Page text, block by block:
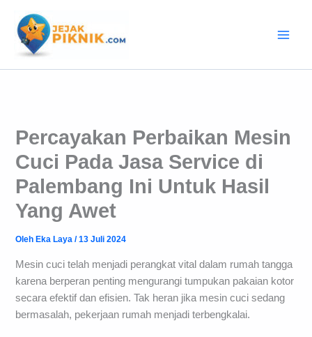
konten
Percayakan Perbaikan Mesin
Cuci Pada Jasa Service di
Palembang Ini Untuk Hasil
Yang Awet
Oleh Eka Laya/13 Juli 2024
Mesin cuci telah menjadi perangkat vital dalam rumah tangga
karena berperan penting mengurangi tumpukan pakaian kotor
secara efektif dan efisien. Tak heran jika mesin cuci sedang
bermasalah, pekerjaan rumah menjadi terbengkalai.